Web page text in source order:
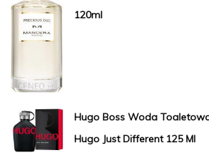
120ml
Hugo Boss Woda
Hugo Just Different 125 Ml